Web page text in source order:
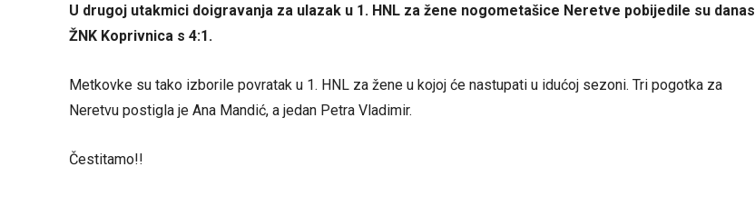
U drugoj utakmici doigravanja za ulazak u 1. HNL za žene nogometašice Neretve pobijedile su danas
ŽNK Koprivnica s 4:1.
Metkovke su tako izborile povratak u 1. HNL za žene u kojoj će nastupati u idućoj sezoni. Tri pogotka za
Neretvu postigla je Ana Mandić, a jedan Petra Vladimir.
Čestitamo!!